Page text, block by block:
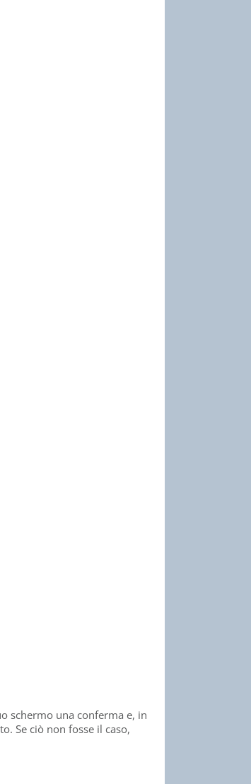
schermo una conferma e, in
Se ciò non fosse il caso,